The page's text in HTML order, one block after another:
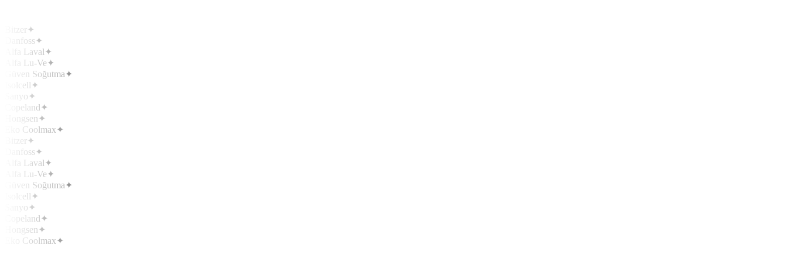
Bitzer✦
Danfoss✦
Alfa Laval✦
Alfa Lu-Ve✦
Güven Soğutma✦
Isolcell ✦
Sanyo ✦
Copeland✦
Hongsen✦
Eko Coolmax✦
Bitzer✦
Danfoss✦
Alfa Laval✦
Alfa Lu-Ve✦
Güven Soğutma✦
Isolcell ✦
Sanyo ✦
Copeland✦
Hongsen✦
Eko Coolmax✦